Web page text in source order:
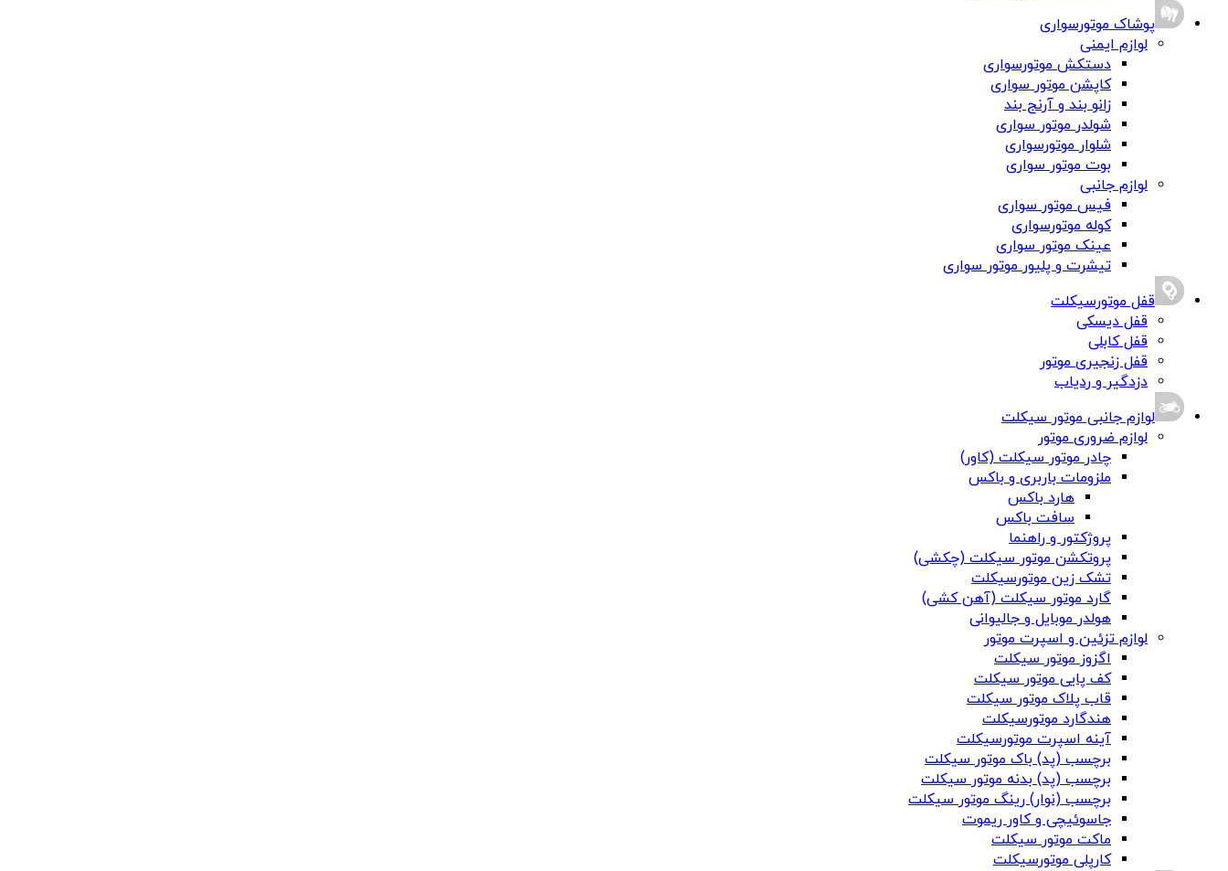
پوشاک موتورسواری
لوازم ایمنی
دستکش موتورسواری
کاپشن موتور سواری
زانو بند و آرنج بند
شولدر موتور سواری
شلوار موتورسواری
بوت موتور سواری
لوازم جانبی
فیس موتور سواری
کوله موتورسواری
عینک موتور سواری
تیشرت و پلیور موتور سواری
قفل موتورسیکلت
قفل دیسکی
قفل کابلی
قفل زنجیری موتور
دزدگیر و ردیاب
لوازم جانبی موتور سیکلت
لوازم ضروری موتور
چادر موتور سیکلت (کاور)
ملزومات باربری و باکس
هارد باکس
سافت باکس
پروژکتور و راهنما
پروتکشن موتور سیکلت (چکشی)
تشک زین موتورسیکلت
گارد موتور سیکلت (آهن کشی)
هولدر موبایل و جالیوانی
لوازم تزئین و اسپرت موتور
اگزوز موتور سیکلت
کف پایی موتور سیکلت
قاب پلاک موتور سیکلت
هندگارد موتورسیکلت
آینه اسپرت موتورسیکلت
برچسب (پد) باک موتور سیکلت
برچسب (پد) بدنه موتور سیکلت
برچسب (نوار) رینگ موتور سیکلت
جاسوئیچی و کاور ریموت
ماکت موتور سیکلت
کارپلی موتورسیکلت